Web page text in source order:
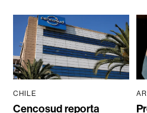
CHILE
Cencosud reporta